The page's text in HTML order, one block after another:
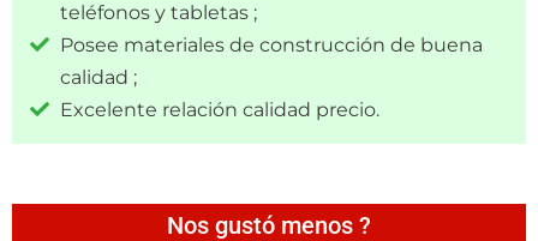
teléfonos y tabletas ;
Posee materiales de construcción de buena
calidad ;
Excelente relación calidad precio.
Nos gustó menos ?